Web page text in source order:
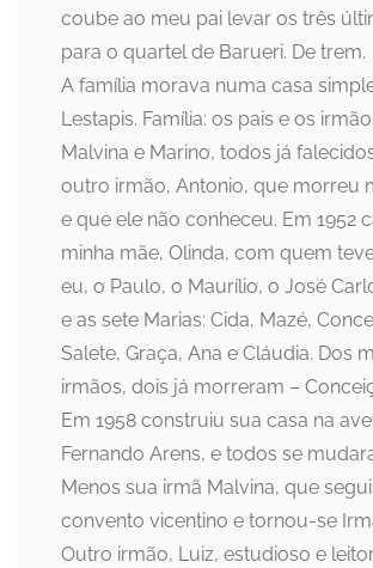
coube ao meu pai levar os três
para o quartel de Barueri. De trem.
A família morava numa casa
Lestapis. Família: os pais e os
Malvina e Marino, todos já
outro irmão, Antonio, que morreu
e que ele não conheceu. Em 1952
minha mãe, Olinda, com quem
eu, o Paulo, o Maurílio, o José
e as sete Marias: Cida, Mazé,
Salete, Graça, Ana e Cláudia. Dos
irmãos, dois já morreram –
Em 1958 construiu sua casa na
Fernando Arens, e todos se
Menos sua irmã Malvina, que
convento vicentino e tornou-se
Outro irmão, Luiz, estudioso e